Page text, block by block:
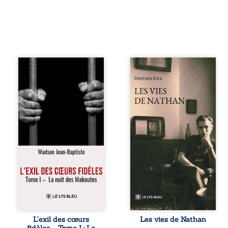
« Une nuit suffit
parfois pour briser
une famille… mais
certaines fidélités
traversent les
années. » Haïti,
sous la dictature
des Duvalier. La
peur s’étend
jusque dans les
villages les plus
reculés. À Bainet,
Jean-Joël Joli
mène une
avec sa famille.
respecté, il refuse
pourtant de
L’exil des cœurs
Les vies de
Nathan est un
né en trois jours,
au printemps
2026. Pour la
première fois,
Stéphane Ezra,
médium, a pu
communiquer
avec son père,
disparu depuis
plus de vingt ans
et qu’il n’a jamais
connu. De ce
dialogue par-delà
la mort naissent
des poèmes qui
retracent une vie
Les vies de Nathan